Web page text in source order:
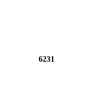
6231